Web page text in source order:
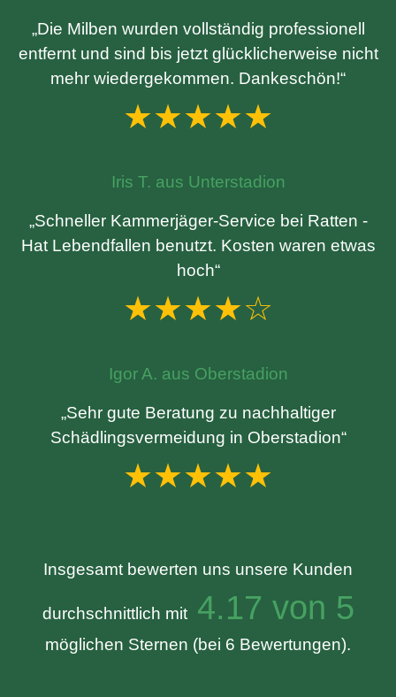
„Die Milben wurden vollständig professionell
entfernt und sind bis jetzt glücklicherweise nicht
mehr wiedergekommen. Dankeschön!“
★★★★★
Iris T. aus Unterstadion
„Schneller Kammerjäger-Service bei Ratten -
Hat Lebendfallen benutzt. Kosten waren etwas
hoch“
★★★★☆
Igor A. aus Oberstadion
„Sehr gute Beratung zu nachhaltiger
Schädlingsvermeidung in Oberstadion“
★★★★★
Insgesamt bewerten uns unsere Kunden
durchschnittlich mit4.17 von 5
möglichen Sternen (bei 6 Bewertungen).